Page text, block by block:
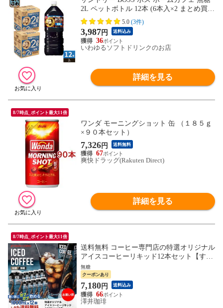
2L ペットボトル 12本 (6本入×2 まとめ買
い) コーヒー飲料 アイスコーヒー 珈琲 大
容量
5.0 (3件)
3,987 円 送料込み
36
いわゆるソフトドリンクのお店
詳細を見る
8/7時点_ポイント最大11倍
ワンダ モーニングショット 缶 （１８５ｇ
×９０本セット）
7,326円 送料無料
67
爽快ドラッグ(Rakuten Direct)
詳細を見る
8/7時点_ポイント最大11倍
送料無料 コーヒー専門店の特選オリジナル
アイスコーヒーリキッド12本セット【すべ
て無糖】（珈琲/紙パック/濃厚/夏/送料込）
無糖
クーポンあり
7,180円 送料込み
66
澤井珈琲